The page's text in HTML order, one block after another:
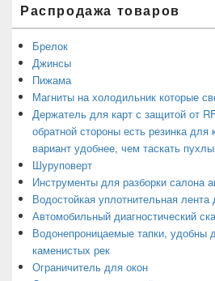
Распродажа товаров
Брелок
Джинсы
Пижама
Магниты на холодильник которые
Держатель для карт с защитой от
обратной стороны есть резинка для
вариант удобнее, чем таскать
Шуруповерт
Инструменты для разборки салона
Водостойкая уплотнительная
Автомобильный диагностический
Водонепроницаемые тапки, удобны
каменистых рек
Ограничитель для окон